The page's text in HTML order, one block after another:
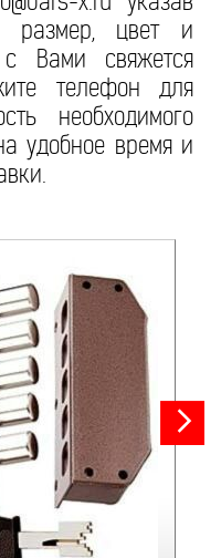
размер, цвет и
Вами свяжется
телефон для
необходимого
удобное время и